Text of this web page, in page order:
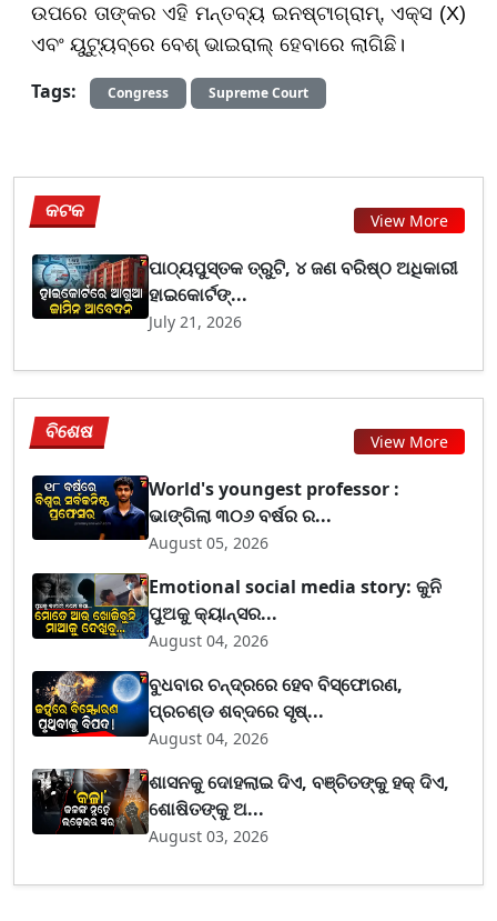
ଉପରେ ତାଙ୍କର ଏହି ମନ୍ତବ୍ୟ ଇନଷ୍ଟାଗ୍ରାମ୍, ଏକ୍ସ (X)
ଏବଂ ୟୁଟ୍ୟୁବ୍‌ରେ ବେଶ୍ ଭାଇରାଲ୍ ହେବାରେ ଲାଗିଛି।
Tags: Congress Supreme Court
କଟକ View More
ପାଠ୍ୟପୁସ୍ତକ ତ୍ରୁଟି, ୪ ଜଣ ବରିଷ୍ଠ ଅଧିକାରୀ
ହାଇକୋର୍ଟଙ୍...
July 21, 2026
ବିଶେଷ View More
World's youngest professor :
ଭାଙ୍ଗିଲା ୩୦୬ ବର୍ଷର ର...
August 05, 2026
Emotional social media story: କୁନି
ପୁଅକୁ କ୍ୟାନ୍ସର...
August 04, 2026
ବୁଧବାର ଚନ୍ଦ୍ରରେ ହେବ ବିସ୍ଫୋରଣ,
ପ୍ରଚଣ୍ଡ ଶବ୍ଦରେ ସୃଷ୍...
August 04, 2026
ଶାସନକୁ ଦୋହଲାଇ ଦିଏ, ବଞ୍ଚିତଙ୍କୁ ହକ୍ ଦିଏ,
ଶୋଷିତଙ୍କୁ ଅ...
August 03, 2026